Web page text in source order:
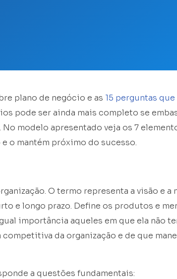
plano de negócio e as 15 perguntas
pode ser ainda mais completo se
modelo apresentado veja os 7
o mantém próximo do sucesso.
O termo representa a visão e a
e longo prazo. Define os produtos e
importância aqueles em que ela não
competitiva da organização e de que
a questões fundamentais: